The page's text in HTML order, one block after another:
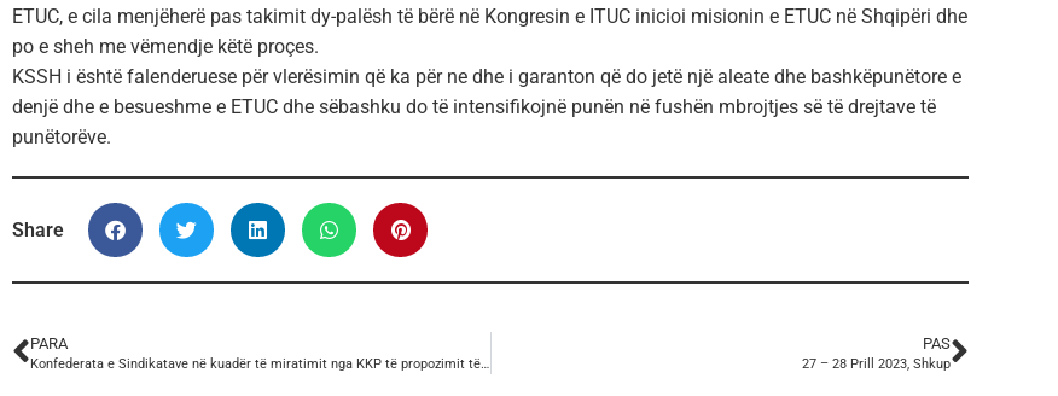
ETUC, e cila menjëherë pas takimit dy-palësh të bërë në Kongresin e ITUC inicioi misionin e ETUC në Shqipëri dhe
po e sheh me vëmendje këtë proçes.
KSSH i është falenderuese për vlerësimin që ka për ne dhe i garanton që do jetë një aleate dhe bashkëpunëtore e
denjë dhe e besueshme e ETUC dhe sëbashku do të intensifikojnë punën në fushën mbrojtjes së të drejtave të
punëtorëve.
Share
PARA PAS
27 – 28 Prill 2023, Shkup